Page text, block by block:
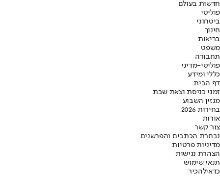
חדשות בעולם
פוליטי
ביטחוני
חינוך
בריאות
משפט
תחבורה
פוליטי-מדיני
כללי ומידע
דף הבית
זמני כניסת וצאת שבת
מגזין השבוע
בחירות 2026
אודות
צור קשר
נבחרת הכתבים והפרשנים
מדיניות פרטיות
הצהרת נגישות
תנאי שימוש
כדאילהכיר